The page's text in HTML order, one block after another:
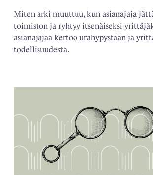
Miten arki muuttuu, kun asianajaja
toimiston ja ryhtyy itsenäiseksi
asianajajaa kertoo urahypystään ja
todellisuudesta.